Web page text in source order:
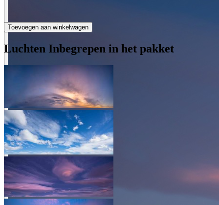
Toevoegen aan winkelwagen
Luchten Inbegrepen in het pakket